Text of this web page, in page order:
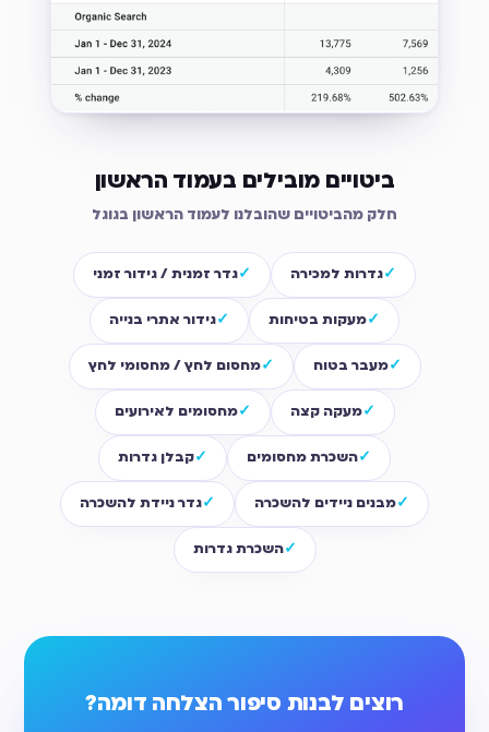
ביטויים מובילים בעמוד הראשון
חלק מהביטויים שהובלנו לעמוד הראשון בגוגל
גדרות למכירה גדר זמנית / גידור זמני
מעקות בטיחות גידור אתרי בנייה
מעבר בטוח מחסום לחץ / מחסומי לחץ
מעקה קצה מחסומים לאירועים
השכרת מחסומים קבלן גדרות
מבנים ניידים להשכרה גדר ניידת להשכרה
השכרת גדרות
רוצים לבנות סיפור הצלחה דומה?